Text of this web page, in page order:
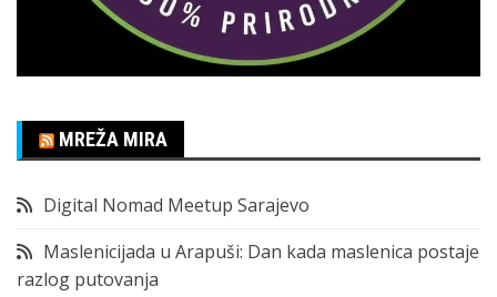
MREŽA MIRA
Digital Nomad Meetup Sarajevo
Maslenicijada u Arapuši: Dan kada maslenica postaje
razlog putovanja